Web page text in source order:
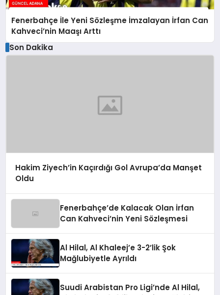
Fenerbahçe İle Yeni Sözleşme İmzalayan İrfan Can
Kahveci’nin Maaşı Arttı
Son Dakika
Hakim Ziyech’in Kaçırdığı Gol Avrupa’da Manşet
Oldu
Fenerbahçe’de Kalacak Olan İrfan
Can Kahveci’nin Yeni Sözleşmesi
Al Hilal, Al Khaleej’e 3-2’lik Şok
Mağlubiyetle Ayrıldı
Suudi Arabistan Pro Ligi’nde Al Hilal,